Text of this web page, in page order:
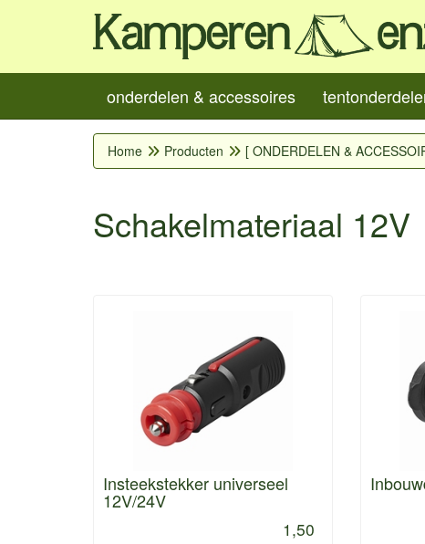
onderdelen & accessoires
Home Producten [ ONDERDELEN &
Schakelmateriaal 12V
Insteekstekker universeel
12V/24V
1,50